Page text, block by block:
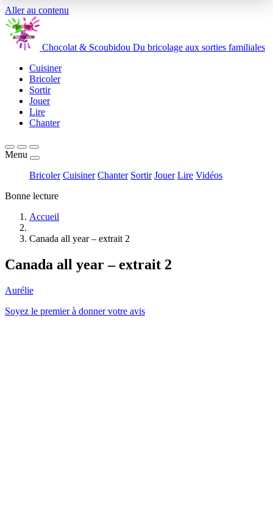
Aller au contenu
Chocolat & Scoubidou Du bricolage aux sorties familiales
Cuisiner
Bricoler
Sortir
Jouer
Lire
Chanter
Menu
Bricoler Cuisiner Chanter Sortir Jouer Lire Vidéos
Bonne lecture
Accueil
Canada all year – extrait 2
Canada all year – extrait 2
Aurélie
Soyez le premier à donner votre avis